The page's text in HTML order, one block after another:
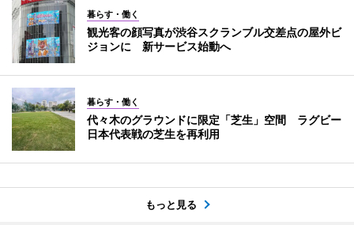
暮らす・働く
観光客の顔写真が渋谷スクランブル交差点の屋外ビ
ジョンに 新サービス始動へ
暮らす・働く
代々木のグラウンドに限定「芝生」空間 ラグビー
日本代表戦の芝生を再利用
もっと見る